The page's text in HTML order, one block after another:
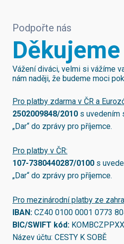
Podpořte nás
Děkujeme
Vážení diváci, velmi si vážíme
nám naději, že budeme moci
Pro platby zdarma v ČR a
2502009848/2010 s uvedením
„Dar“ do zprávy pro příjemce.
Pro platby v ČR:
107-7380440287/0100 s
„Dar“ do zprávy pro příjemce.
Pro mezinárodní platby ze
IBAN: CZ40 0100 0001 0773
BIC/SWIFT kód:
Název účtu: CESTY K SOBĚ